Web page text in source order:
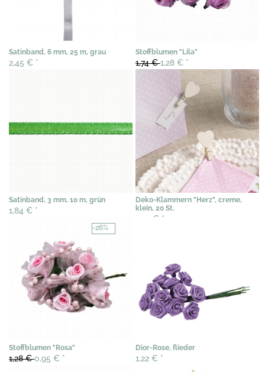
Satinband, 6 mm, 25 m, grau
2,45 € *
Stoffblumen "Lila"
1,74 €1,28 € *
Satinband, 3 mm, 10 m, grün
1,84 € *
Deko-Klammern "Herz", creme,
klein, 20 St.
7,07 € *
-26%
Stoffblumen "Rosa"
1,28 €0,95 € *
Dior-Rose, flieder
1,22 € *